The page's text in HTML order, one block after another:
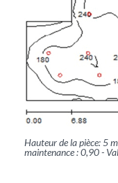
Hauteur de la pièce: 5
maintenance : 0,90 -